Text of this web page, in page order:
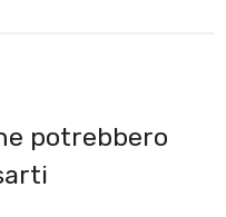
potrebbero